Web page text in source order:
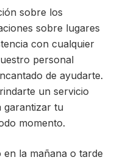
sobre los
sobre lugares
con cualquier
personal
de ayudarte.
un servicio
garantizar tu
momento.
la mañana o tarde